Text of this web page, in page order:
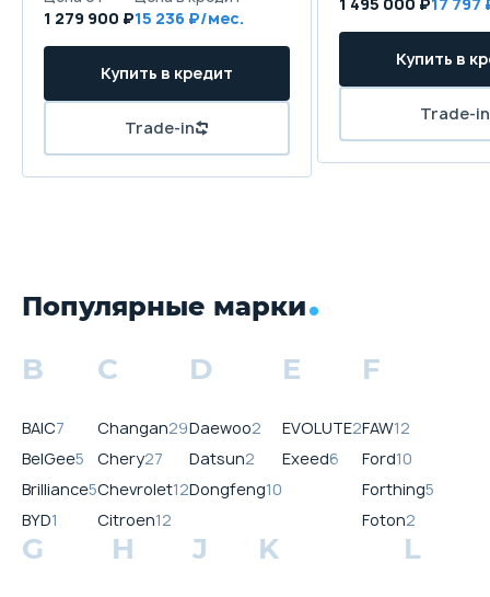
1 279 900 ₽15 236
Популярные марки
B
BAIC7
BelGee5
Brilliance5
BYD1
C
Changan29
Chery27
Chevrolet12
Citroen12
D
Daewoo2
Datsun2
Dongfeng10
E
EVOLUTE2
Exeed6
F
FAW12
Ford10
Forthing5
Foton2
G H J K L